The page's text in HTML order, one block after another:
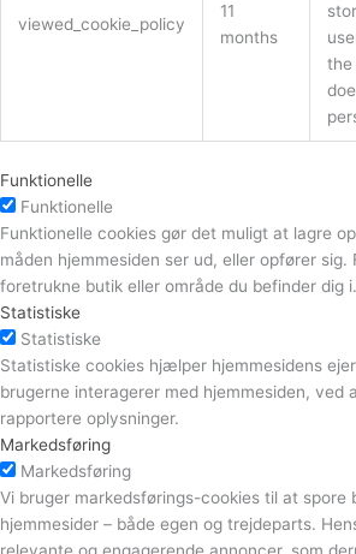
viewed_cookie_policy
11
months
the
Funktionelle
Funktionelle
Funktionelle cookies gør det muligt at lagre
måden hjemmesiden ser ud, eller opfører sig.
foretrukne butik eller område du befinder dig i.
Statistiske
Statistiske
Statistiske cookies hjælper hjemmesidens
brugerne interagerer med hjemmesiden, ved
rapportere oplysninger.
Markedsføring
Markedsføring
Vi bruger markedsførings-cookies til at
hjemmesider – både egen og trejdeparts.
relevante og engagerende annoncer, som